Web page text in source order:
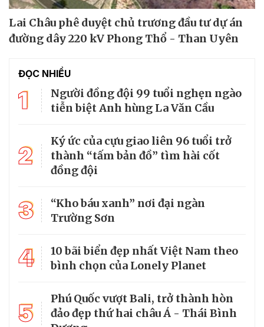
Lai Châu phê duyệt chủ trương đầu tư dự án
đường dây 220 kV Phong Thổ - Than Uyên
ĐỌC NHIỀU
1
Người đồng đội 99 tuổi nghẹn ngào
tiễn biệt Anh hùng La Văn Cầu
2
Ký ức của cựu giao liên 96 tuổi trở
thành “tấm bản đồ” tìm hài cốt
đồng đội
3
“Kho báu xanh” nơi đại ngàn
Trường Sơn
4
10 bãi biển đẹp nhất Việt Nam theo
bình chọn của Lonely Planet
5
Phú Quốc vượt Bali, trở thành hòn
đảo đẹp thứ hai châu Á - Thái Bình